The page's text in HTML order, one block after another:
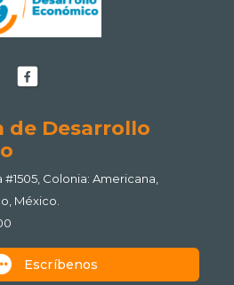
Facebook
Secretaría
de
Económico
de Desarrollo
Colonia: Americana,
México.
Escríbenos